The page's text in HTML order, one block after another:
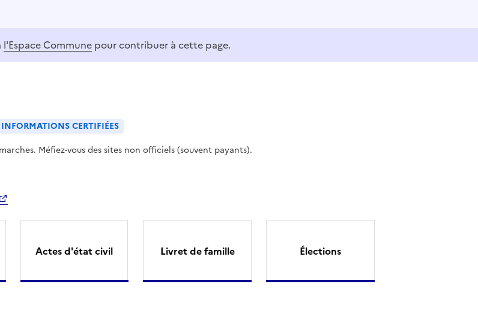
l'Espace Commune pour contribuer à cette page.
INFORMATIONS CERTIFIÉES
Méfiez-vous des sites non officiels (souvent payants).
Actes d'état civil Livret de famille Élections